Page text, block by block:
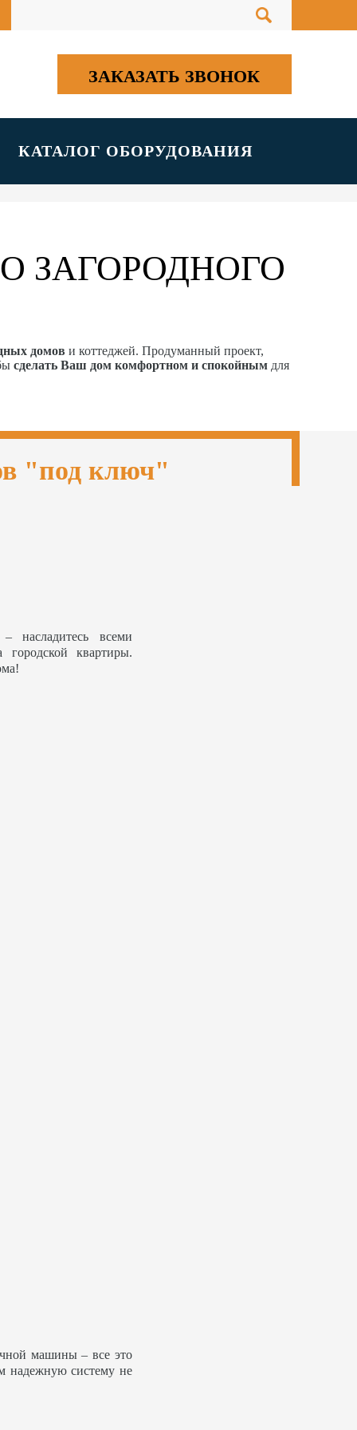
ЗАКАЗАТЬ ЗВОНОК
КАТАЛОГ ОБОРУДОВАНИЯ
ЗАГОРОДНОГО
домов и коттеджей. Продуманный проект,
сделать Ваш дом комфортном и спокойным для
"под ключ"
насладитесь всеми
квартиры.
машины – все это
надежную систему не